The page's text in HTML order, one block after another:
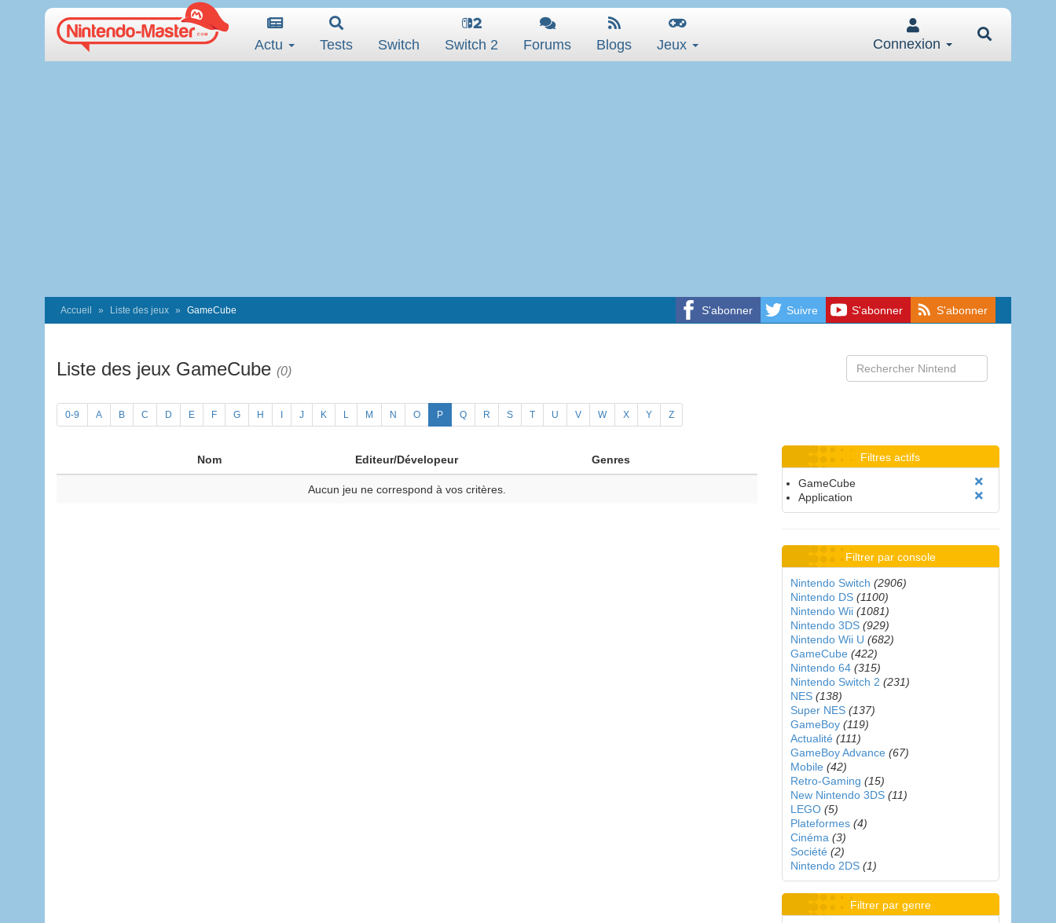
Actu Tests Switch Switch 2 Forums Blogs Jeux Connexion
S'abonner Suivre S'abonner S'abonner
Accueil Liste des jeux GameCube
Liste des jeux GameCube (0)
0-9 A B C D E F G H J K L M N O P Q R S T U V W X Y Z
Nom Editeur/Dévelopeur Genres
Aucun jeu ne correspond à vos critères.
Filtres actifs
GameCube
Application
Filtrer par console
Nintendo Switch (2906)
Nintendo DS (1100)
Nintendo Wii (1081)
Nintendo 3DS (929)
Nintendo Wii U (682)
GameCube (422)
Nintendo 64 (315)
Nintendo Switch 2 (231)
NES (138)
Super NES (137)
GameBoy (119)
Actualité (111)
GameBoy Advance (67)
Mobile (42)
Retro-Gaming (15)
New Nintendo 3DS (11)
LEGO (5)
Plateformes (4)
Cinéma (3)
Société (2)
Nintendo 2DS (1)
Filtrer par genre